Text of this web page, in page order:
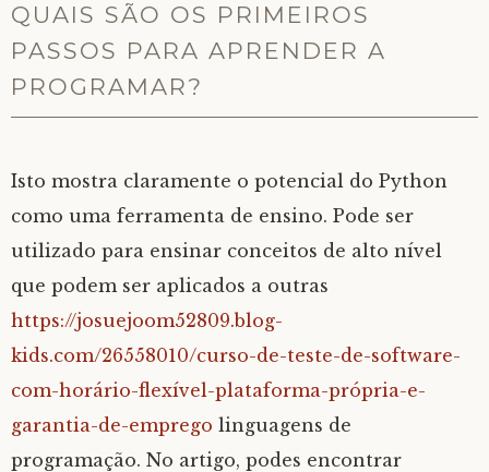
QUAIS SÃO OS PRIMEIROS
PASSOS PARA APRENDER A
PROGRAMAR?
Isto mostra claramente o potencial do Python
como uma ferramenta de ensino. Pode ser
utilizado para ensinar conceitos de alto nível
que podem ser aplicados a outras
https://josuejoom52809.blog-
kids.com/26558010/curso-de-teste-de-software-
com-horário-flexível-plataforma-própria-e-
garantia-de-emprego linguagens de
programação. No artigo, podes encontrar